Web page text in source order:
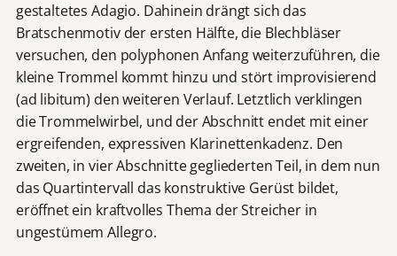
gestaltetes Adagio. Dahinein drängt sich das
Bratschenmotiv der ersten Hälfte, die Blechbläser
versuchen, den polyphonen Anfang weiterzuführen, die
kleine Trommel kommt hinzu und stört improvisierend
(ad libitum) den weiteren Verlauf. Letztlich verklingen
die Trommelwirbel, und der Abschnitt endet mit einer
ergreifenden, expressiven Klarinettenkadenz. Den
zweiten, in vier Abschnitte gegliederten Teil, in dem nun
das Quartintervall das konstruktive Gerüst bildet,
eröffnet ein kraftvolles Thema der Streicher in
ungestümem Allegro.